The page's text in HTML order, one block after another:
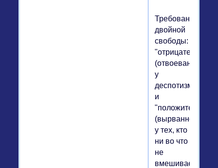
Требование
двойной
свободы:
"отрицательной"
(отвоеванной
у
деспотизма)
и
"положительной"
(вырванной
у тех, кто
ни во что
не
вмешивается)